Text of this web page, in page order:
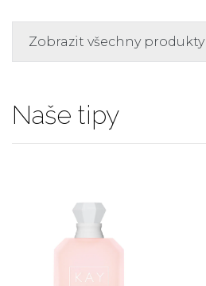
Zobrazit všechny produkty
Naše tipy